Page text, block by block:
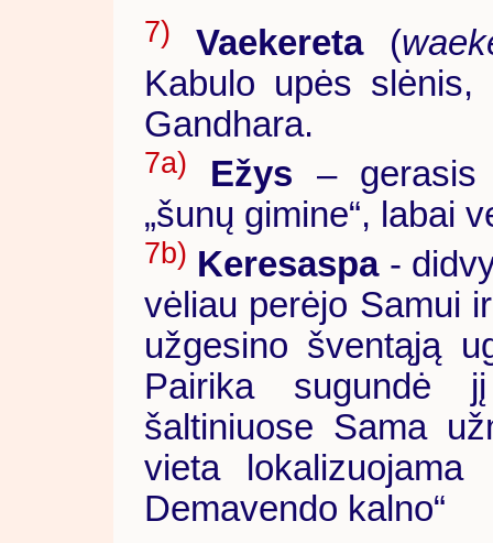
7) Vaekereta(
Kabulo upės slėnis,
Gandhara.
7a) Ežys – gerasis
„šunų gimine“, labai
7b) Keresaspa-
vėliau perėjo Samui
užgesino šventąją
Pairika sugundė
šaltiniuose Sama
vieta lokalizuojama
Demavendo kalno“